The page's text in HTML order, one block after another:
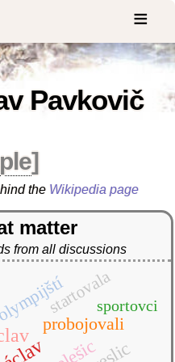
Pavkovič
]
the Wikipedia page
matter
from all discussions
olympijštíprobojovali
startovalasportovci